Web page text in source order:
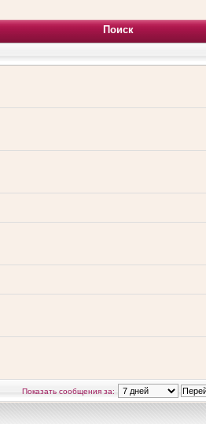
Поиск
Показать сообщения за: